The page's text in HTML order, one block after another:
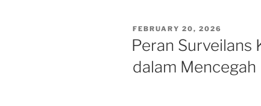
POSTED
ON
FEBRUARY 20, 2026
Peran Surveilans
dalam